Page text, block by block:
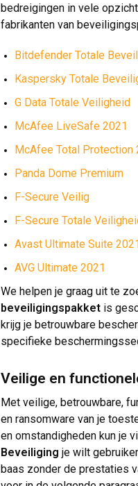
bedreigingen in vele
fabrikanten van
Bitdefender Totale
Kaspersky Totale
G Data Totale Veiligheid
McAfee LiveSafe 2021
McAfee Total Protection
Panda Dome Premium
F-Secure Veilig
F-Secure Totale
Avast Ultimate Suite
AVG Ultimate 2021
We helpen je graag uit te
beveiligingspakket is
krijg je betrouwbare
specifieke
Veilige en
Met veilige, betrouwbare,
en ransomware van je
en omstandigheden kun je
Beveiliging je wilt
baas zonder de prestaties